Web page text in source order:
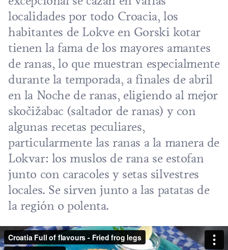
localidades por todo Croacia, los
habitantes de Lokve en Gorski kotar
tienen la fama de los mayores amantes
de ranas, lo que muestran especialmente
durante la temporada, a finales de abril
en la Noche de ranas, eligiendo al mejor
skočižabac (saltador de ranas) y con
algunas recetas peculiares,
particularmente las ranas a la manera de
Lokvar: los muslos de rana se estofan
junto con caracoles y setas silvestres
locales. Se sirven junto a las patatas de
la región o polenta.